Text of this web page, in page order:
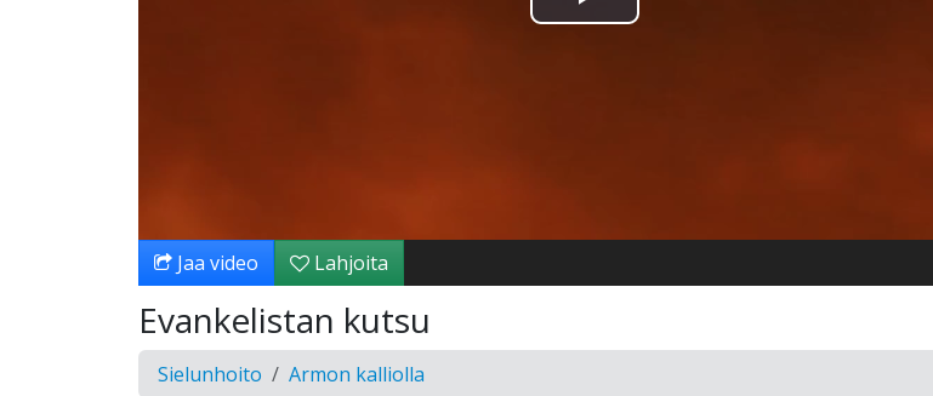
Toista
Jaa video Lahjoita
Evankelistan kutsu
Sielunhoito Armon kalliolla